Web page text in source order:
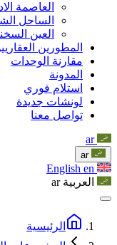
العاصمة
الساحل
العين
المطورين
مقارنة الوحدات
المدونة
استلام فوري
لونشات جديدة
تواصل معنا
ar
ar
English en
العربية ar
الرئيسية